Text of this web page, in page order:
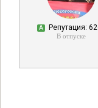
А Репутация:
В отпуске